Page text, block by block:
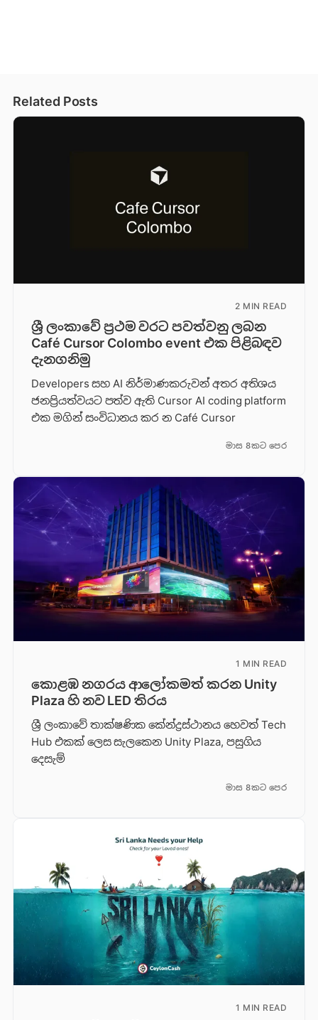
Related Posts
2 MIN READ
ශ්‍රී ලංකාවේ ප්‍රථම වරට පවත්වනු ලබන
Café Cursor Colombo event එක පිළිබඳව
දැනගනිමු
Developers සහ AI නිර්මාණකරුවන් අතර අතිශය
ජනප්‍රියත්වයට පත්ව ඇති Cursor AI coding platform
එක මගින් සංවිධානය කර න Café Cursor
මාස 8කට පෙර
1 MIN READ
කොළඹ නගරය ආලෝකමත් කරන Unity
Plaza හි නව LED තිරය
ශ්‍රී ලංකාවේ තාක්ෂණික කේන්ද්‍රස්ථානය හෙවත් Tech
Hub එකක් ලෙස සැලකෙන Unity Plaza, පසුගිය
දෙසැම්
මාස 8කට පෙර
1 MIN READ